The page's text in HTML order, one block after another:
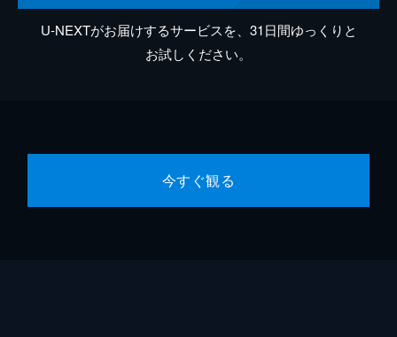
U-NEXTがお届けするサービスを、31日間ゆっくりと
お試しください。
今すぐ観る